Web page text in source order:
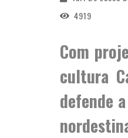
4919
Com
cultura
defende